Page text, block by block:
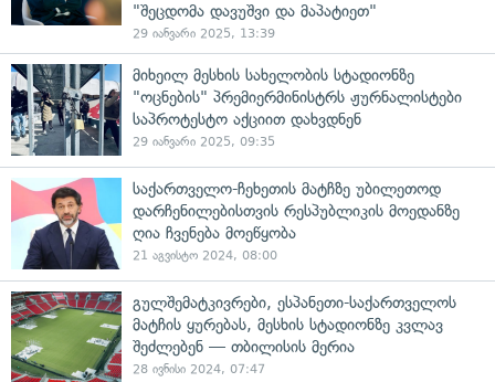
"შეცდომა დავუშვი და მაპატიეთ"
29 იანვარი 2025, 13:39
მიხეილ მესხის სახელობის სტადიონზე
"ოცნების" პრემიერმინისტრს ჟურნალისტები
საპროტესტო აქციით დახვდნენ
29 იანვარი 2025, 09:35
საქართველო-ჩეხეთის მატჩზე უბილეთოდ
დარჩენილებისთვის რესპუბლიკის მოედანზე
ღია ჩვენება მოეწყობა
21 აგვისტო 2024, 08:00
გულშემატკივრები, ესპანეთი-საქართველოს
მატჩის ყურებას, მესხის სტადიონზე კვლავ
შეძლებენ — თბილისის მერია
28 ივნისი 2024, 07:47